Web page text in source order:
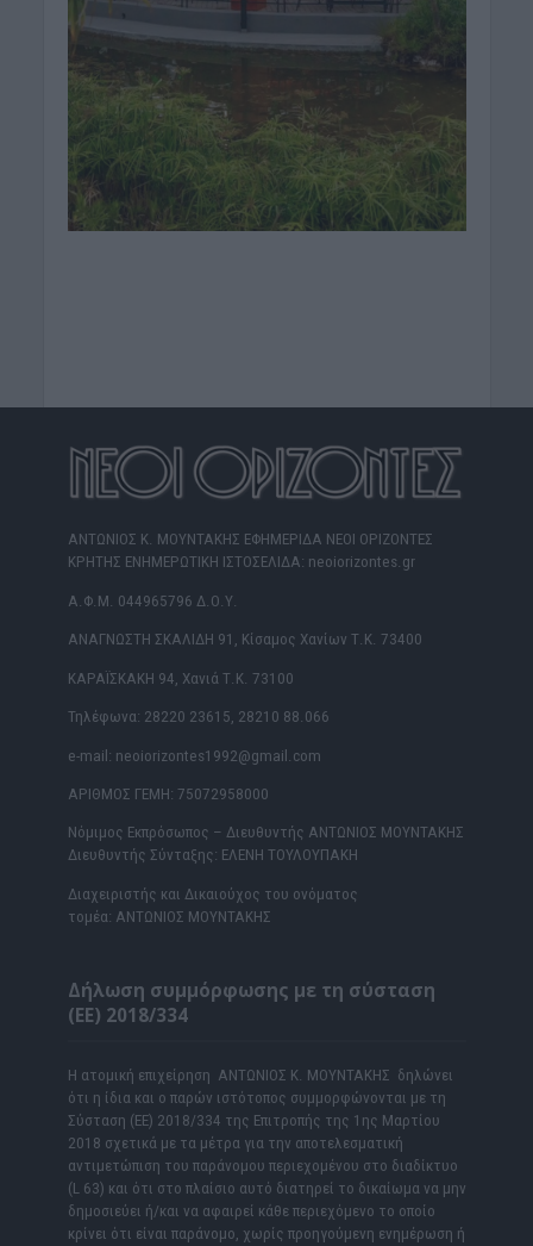
ΑΝΤΩΝΙΟΣ Κ. ΜΟΥΝΤΑΚΗΣ ΕΦΗΜΕΡΙΔΑ ΝΕΟΙ ΟΡΙΖΟΝΤΕΣ
ΚΡΗΤΗΣ ΕΝΗΜΕΡΩΤΙΚΗ ΙΣΤΟΣΕΛΙΔΑ: neoiorizontes.gr
Α.Φ.Μ. 044965796 Δ.Ο.Υ.
ΑΝΑΓΝΩΣΤΗ ΣΚΑΛΙΔΗ 91, Κίσαμος Χανίων Τ.Κ. 73400
ΚΑΡΑΪΣΚΑΚΗ 94, Χανιά Τ.Κ. 73100
Τηλέφωνα: 28220 23615, 28210 88.066
e-mail: neoiorizontes1992@gmail.com
ΑΡΙΘΜΟΣ ΓΕΜΗ: 75072958000
Νόμιμος Εκπρόσωπος – Διευθυντής ΑΝΤΩΝΙΟΣ ΜΟΥΝΤΑΚΗΣ
Διευθυντής Σύνταξης: ΕΛΕΝΗ ΤΟΥΛΟΥΠΑΚΗ
Διαχειριστής και Δικαιούχος του ονόματος
τομέα: ΑΝΤΩΝΙΟΣ ΜΟΥΝΤΑΚΗΣ
Δήλωση συμμόρφωσης με τη σύσταση
(ΕΕ) 2018/334
Η ατομική επιχείρηση ΑΝΤΩΝΙΟΣ Κ. ΜΟΥΝΤΑΚΗΣ δηλώνει
ότι η ίδια και ο παρών ιστότοπος συμμορφώνονται με τη
Σύσταση (ΕΕ) 2018/334 της Επιτροπής της 1ης Μαρτίου
2018 σχετικά με τα μέτρα για την αποτελεσματική
αντιμετώπιση του παράνομου περιεχομένου στο διαδίκτυο
(L 63) και ότι στο πλαίσιο αυτό διατηρεί το δικαίωμα να μην
δημοσιεύει ή/και να αφαιρεί κάθε περιεχόμενο το οποίο
κρίνει ότι είναι παράνομο, χωρίς προηγούμενη ενημέρωση ή